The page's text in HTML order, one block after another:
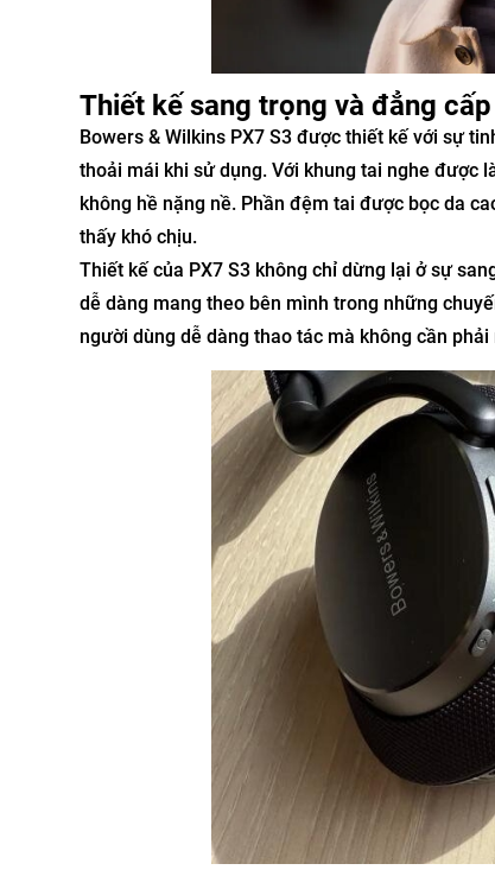
Thiết kế sang trọng và đẳng cấp
Bowers & Wilkins PX7 S3 được thiết kế với sự
thoải mái khi sử dụng. Với khung tai nghe được
không hề nặng nề. Phần đệm tai được bọc da
thấy khó chịu.
Thiết kế của PX7 S3 không chỉ dừng lại ở sự
dễ dàng mang theo bên mình trong những
người dùng dễ dàng thao tác mà không cần phải